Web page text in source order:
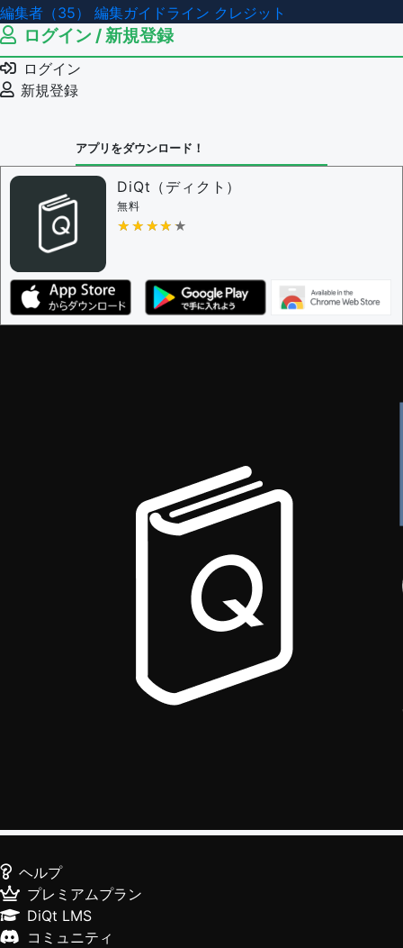
編集者（35） 編集ガイドライン クレジット
ログイン / 新規登録
ログイン
新規登録
アプリをダウンロード！
DiQt（ディクト）
無料
★★★★★
★★★★★
ヘルプ
プレミアムプラン
DiQt LMS
コミュニティ